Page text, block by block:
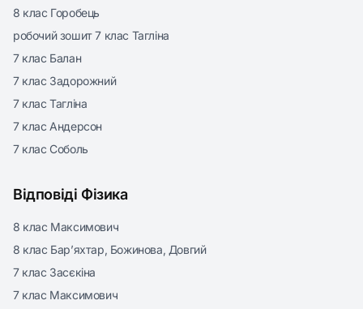
8 клас Горобець
робочий зошит 7 клас Тагліна
7 клас Балан
7 клас Задорожний
7 клас Тагліна
7 клас Андерсон
7 клас Соболь
Відповіді Фізика
8 клас Максимович
8 клас Бар’яхтар, Божинова, Довгий
7 клас Засєкіна
7 клас Максимович